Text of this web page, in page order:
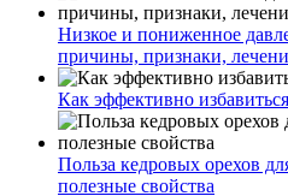
Низкое и пониженное
причины, признаки,
Как эффективно
Польза кедровых орехов
полезные свойства